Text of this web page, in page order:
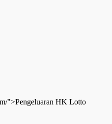
">Pengeluaran HK Lotto